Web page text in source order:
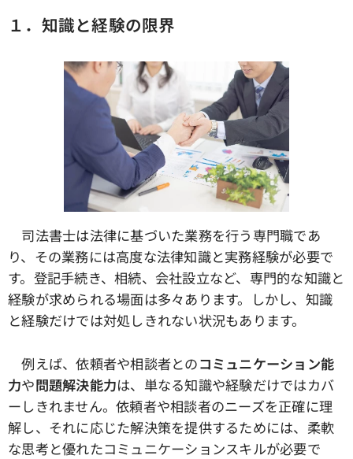
１．知識と経験の限界
司法書士は法律に基づいた業務を行う専門職であ
り、その業務には高度な法律知識と実務経験が必要で
す。登記手続き、相続、会社設立など、専門的な知識と
経験が求められる場面は多々あります。しかし、知識
と経験だけでは対処しきれない状況もあります。
例えば、依頼者や相談者とのコミュニケーション能
力や問題解決能力は、単なる知識や経験だけではカバ
ーしきれません。依頼者や相談者のニーズを正確に理
解し、それに応じた解決策を提供するためには、柔軟
な思考と優れたコミュニケーションスキルが必要で